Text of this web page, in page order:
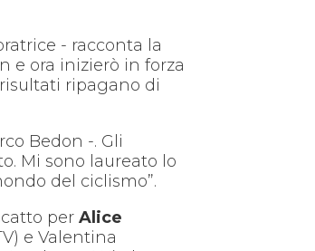
- racconta la
e ora inizierò in forza
ripagano di
Bedon -. Gli
Mi sono laureato lo
del ciclismo”.
perAlice
e Valentina